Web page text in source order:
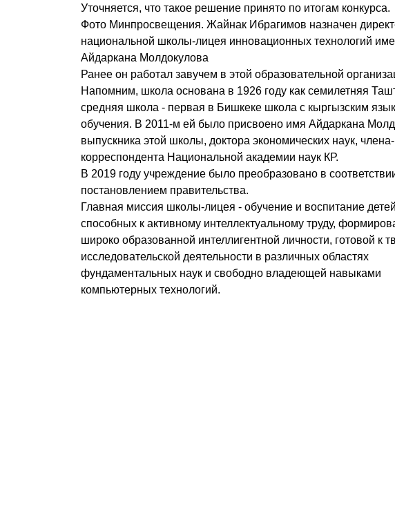
Уточняется, что такое решение принято по итогам конкурса.
Фото Минпросвещения. Жайнак Ибрагимов назначен
национальной школы-лицея инновационных технологий
Айдаркана Молдокулова
Ранее он работал завучем в этой образовательной
Напомним, школа основана в 1926 году как семилетняя
средняя школа - первая в Бишкеке школа с кыргызским
обучения. В 2011-м ей было присвоено имя Айдаркана
выпускника этой школы, доктора экономических наук, члена-
корреспондента Национальной академии наук КР.
В 2019 году учреждение было преобразовано в
постановлением правительства.
Главная миссия школы-лицея - обучение и воспитание
способных к активному интеллектуальному труду,
широко образованной интеллигентной личности, готовой к
исследовательской деятельности в различных областях
фундаментальных наук и свободно владеющей навыками
компьютерных технологий.